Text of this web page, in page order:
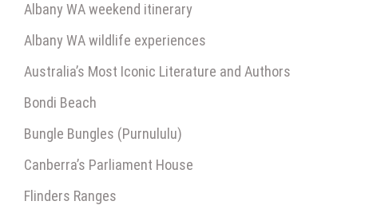
Albany WA weekend itinerary
Albany WA wildlife experiences
Australia’s Most Iconic Literature and Authors
Bondi Beach
Bungle Bungles (Purnululu)
Canberra’s Parliament House
Flinders Ranges